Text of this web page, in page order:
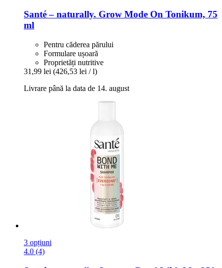
Santé – naturally. Grow Mode On Tonikum, 75
ml
Pentru căderea părului
Formulare ușoară
Proprietăți nutritive
31,99 lei (426,53 lei / l)
Livrare până la data de 14. august
3 opțiuni
4.0 (4)